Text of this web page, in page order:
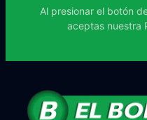
Al presionar el botón
aceptas nuestra